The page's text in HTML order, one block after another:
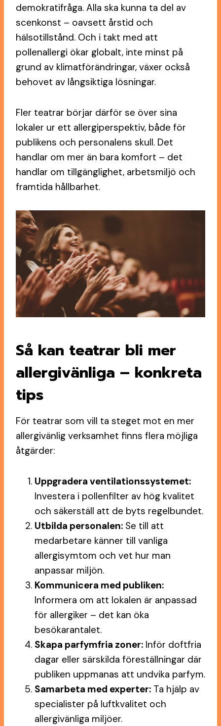
demokratifråga. Alla ska kunna ta del av
scenkonst – oavsett årstid och
hälsotillstånd. Och i takt med att
pollenallergi ökar globalt, inte minst på
grund av klimatförändringar, växer också
behovet av långsiktiga lösningar.
Fler teatrar börjar därför se över sina
lokaler ur ett allergiperspektiv, både för
publikens och personalens skull. Det
handlar om mer än bara komfort – det
handlar om tillgänglighet, arbetsmiljö och
framtida hållbarhet.
Så kan teatrar bli mer
allergivänliga – konkreta
tips
För teatrar som vill ta steget mot en mer
allergivänlig verksamhet finns flera möjliga
åtgärder:
Uppgradera ventilationssystemet:
Investera i pollenfilter av hög kvalitet
och säkerställ att de byts regelbundet.
Utbilda personalen: Se till att
medarbetare känner till vanliga
allergisymtom och vet hur man
anpassar miljön.
Kommunicera med publiken:
Informera om att lokalen är anpassad
för allergiker – det kan öka
besökarantalet.
Skapa parfymfria zoner: Inför doftfria
dagar eller särskilda föreställningar där
publiken uppmanas att undvika parfym.
Samarbeta med experter: Ta hjälp av
specialister på luftkvalitet och
allergivänliga miljöer.